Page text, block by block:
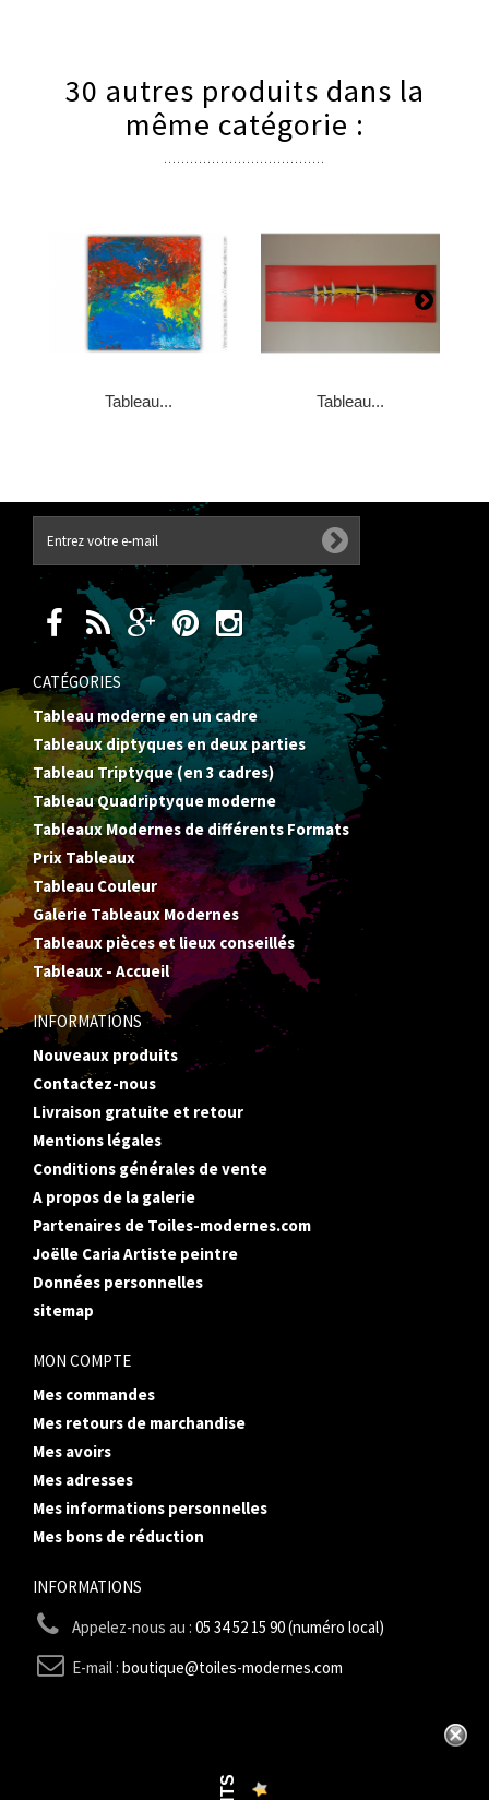
30 autres produits dans la
même catégorie :
Tableau... Tableau...
CATÉGORIES
Tableau moderne en un cadre
Tableaux diptyques en deux parties
Tableau Triptyque (en 3 cadres)
Tableau Quadriptyque moderne
Tableaux Modernes de différents Formats
Prix Tableaux
Tableau Couleur
Galerie Tableaux Modernes
Tableaux pièces et lieux conseillés
Tableaux - Accueil
INFORMATIONS
Nouveaux produits
Contactez-nous
Livraison gratuite et retour
Mentions légales
Conditions générales de vente
A propos de la galerie
Partenaires de Toiles-modernes.com
Joëlle Caria Artiste peintre
Données personnelles
sitemap
MON COMPTE
Mes commandes
Mes retours de marchandise
Mes avoirs
Mes adresses
Mes informations personnelles
Mes bons de réduction
INFORMATIONS
Appelez-nous au : 05 34 52 15 90 (numéro local)
E-mail : boutique@toiles-modernes.com